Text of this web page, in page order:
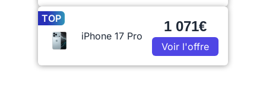
TOP
iPhone 17 Pro
1 071€
Voir l'offre